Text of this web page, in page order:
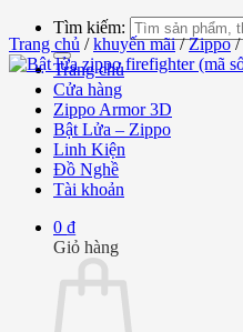
Tìm kiếm:
Trang chủ
Cửa hàng
Zippo Armor 3D
Bật Lửa – Zippo
Linh Kiện
Đồ Nghề
Tài khoản
0 ₫
Giỏ hàng
Trang chủ / khuyến mãi / Zippo /